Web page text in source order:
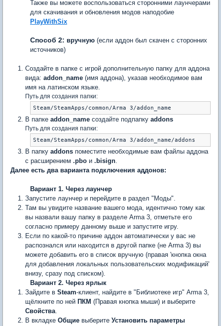
Также вы можете воспользоваться сторонними лаунчерами
для скачивания и обновления модов наподобие
PlayWithSix
Способ 2: вручную (если аддон был скачен с сторонних
источников)
Создайте в папке с игрой дополнительную папку для аддона
вида: addon_name (имя аддона), указав необходимое вам
имя на латинском языке.
Путь для создания папки:
Steam/SteamApps/common/Arma 3/addon_name
В папке addon_name создайте подпапку addons
Путь для создания папки:
Steam/SteamApps/common/Arma 3/addon_name/addons
В папку addons поместите необходимые вам файлы аддона
с расширением .pbo и .bisign.
Далее есть два варианта подключения аддонов:
Вариант 1. Через лаунчер
Запустите лаунчер и перейдите в раздел "Моды".
Там вы увидите название вашего мода, идентично тому как
вы назвали вашу папку в разделе Arma 3, отметьте его
согласно примеру данному выше и запустите игру.
Если по какой-то причине аддон автоматически у вас не
распознался или находится в другой папке (не Arma 3) вы
можете добавить его в список вручную (правая 'кнопка окна
для добавления локальных пользовательских модификаций'
внизу, сразу под списком).
Вариант 2. Через ярлык
Зайдите в Steam-клиент, найдите в "Библиотеке игр" Arma 3,
щёлкните по ней ПКМ (Правая кнопка мыши) и выберите
Свойства.
В вкладке Общие выберите Установить параметры